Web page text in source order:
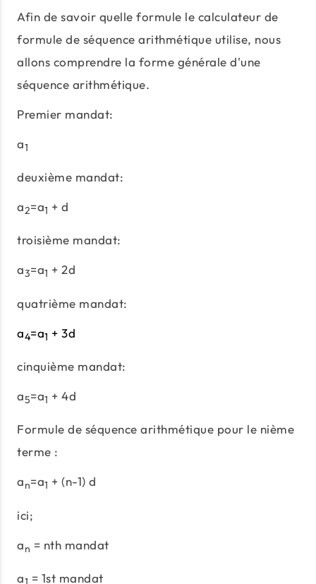
Afin de savoir quelle formule le calculateur de
formule de séquence arithmétique utilise, nous
allons comprendre la forme générale d'une
séquence arithmétique.
Premier mandat:
a1
deuxième mandat:
a2=a1 + d
troisième mandat:
a3=a1 + 2d
quatrième mandat:
a4=a1 + 3d
cinquième mandat:
a5=a1 + 4d
Formule de séquence arithmétique pour le nième
terme :
an=a1 + (n-1) d
ici;
an = nth mandat
a = 1st mandat